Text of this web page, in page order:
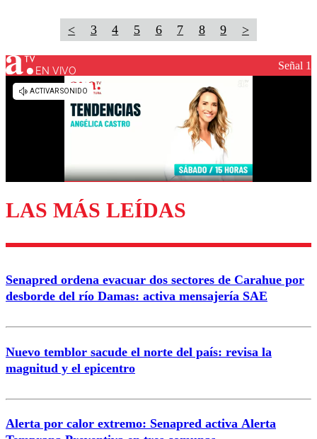
< 3 4 5 6 7 8 9 >
EN VIVO Señal 1
LAS MÁS LEÍDAS
Senapred ordena evacuar dos sectores de Carahue por
desborde del río Damas: activa mensajería SAE
Nuevo temblor sacude el norte del país: revisa la
magnitud y el epicentro
Alerta por calor extremo: Senapred activa Alerta